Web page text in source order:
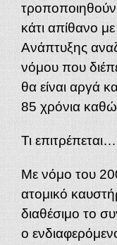
κάτι απίθανο
Ανάπτυξης
νόμου που
θα είναι αργά
85 χρόνια
Τι επιτρέπεται…
Με νόμο του
ατομικό
διαθέσιμο το
ο